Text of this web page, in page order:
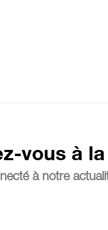
vous à
à notre